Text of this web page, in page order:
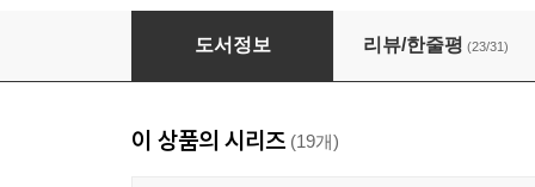
고깔모자의 아틀리에 14
도서정보 리뷰/한줄평 (23/31)
이 상품의 시리즈 (19개)